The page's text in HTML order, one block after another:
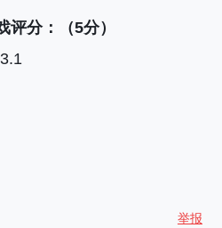
评分：（5分）
3.1
举报